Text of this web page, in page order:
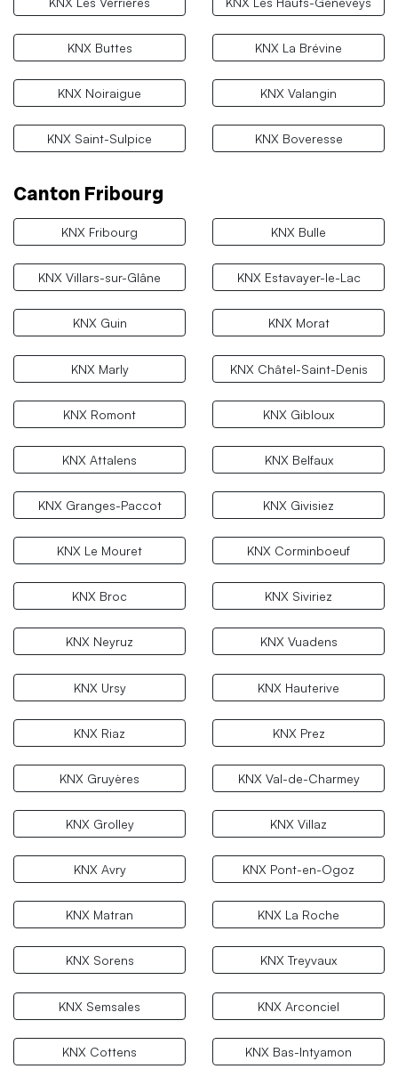
KNX Buttes KNX La Brévine
KNX Noiraigue KNX Valangin
KNX Saint-Sulpice KNX Boveresse
Canton Fribourg
KNX Fribourg KNX Bulle
KNX Villars-sur-Glâne KNX Estavayer-le-Lac
KNX Guin KNX Morat
KNX Marly KNX Châtel-Saint-Denis
KNX Romont KNX Gibloux
KNX Attalens KNX Belfaux
KNX Granges-Paccot KNX Givisiez
KNX Le Mouret KNX Corminboeuf
KNX Broc KNX Siviriez
KNX Neyruz KNX Vuadens
KNX Ursy KNX Hauterive
KNX Riaz KNX Prez
KNX Gruyères KNX Val-de-Charmey
KNX Grolley KNX Villaz
KNX Avry KNX Pont-en-Ogoz
KNX Matran KNX La Roche
KNX Sorens KNX Treyvaux
KNX Semsales KNX Arconciel
KNX Cottens KNX Bas-Intyamon